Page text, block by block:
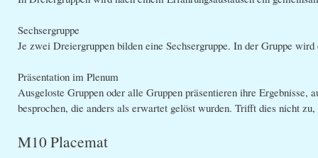
Sechsergruppe
Je zwei Dreiergruppen bilden eine Sechsergruppe. In der Gruppe
Präsentation im Plenum
Ausgeloste Gruppen oder alle Gruppen präsentieren ihre
besprochen, die anders als erwartet gelöst wurden. Trifft dies nicht
M10 Placemat